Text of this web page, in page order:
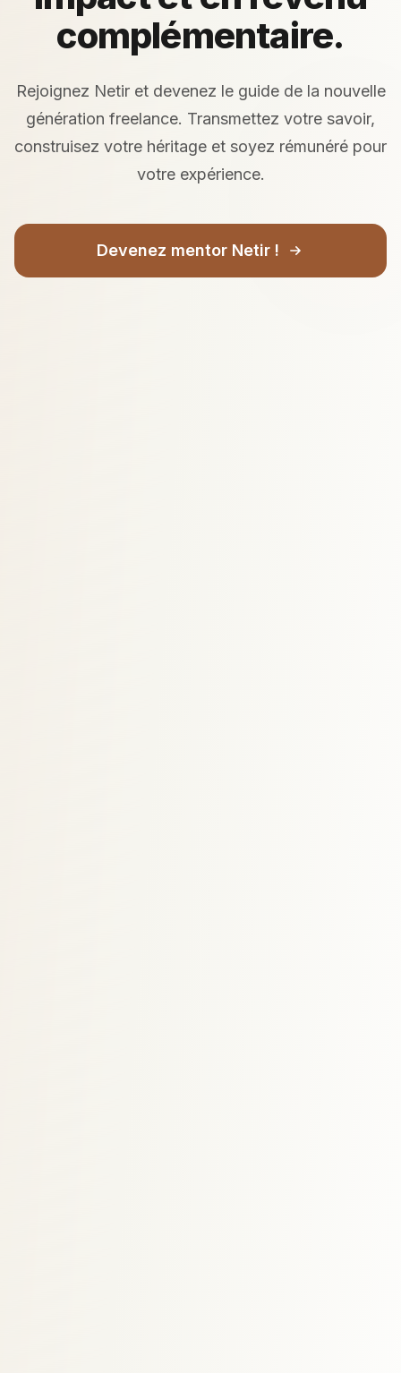
complémentaire.
Rejoignez Netir et devenez le guide de la nouvelle
génération freelance. Transmettez votre savoir,
construisez votre héritage et soyez rémunéré pour
votre expérience.
Devenez mentor Netir !